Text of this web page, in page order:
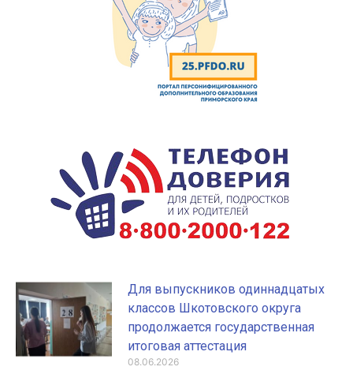
Для выпускников одиннадцатых
классов Шкотовского округа
продолжается государственная
итоговая аттестация
08.06.2026